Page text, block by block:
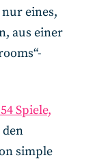
eines,
aus einer
Spiele,
simple